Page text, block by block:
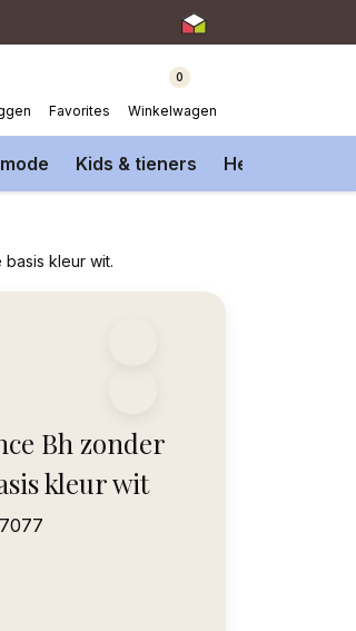
Favorites
0
Winkelwagen
Kids & tieners Heren
kleur wit.
Bh zonder
kleur wit
7077